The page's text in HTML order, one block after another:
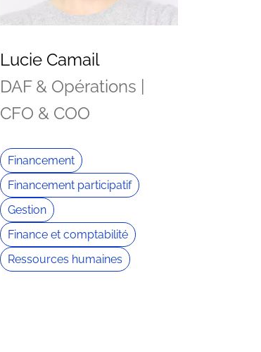
Lucie Camail
DAF & Opérations |
CFO & COO
Financement
Financement participatif
Gestion
Finance et comptabilité
Ressources humaines